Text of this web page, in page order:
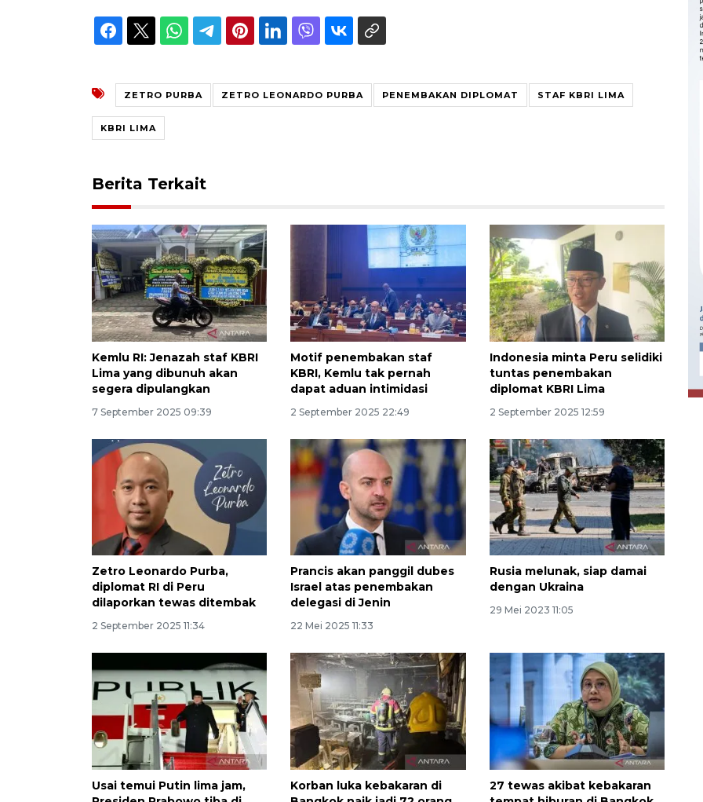
ZETRO PURBA ZETRO LEONARDO PURBA PENEMBAKAN DIPLOMAT STAF KBRI LIMA
KBRI LIMA
Berita Terkait
Kemlu RI: Jenazah staf KBRI
Lima yang dibunuh akan
segera dipulangkan
7 September 2025 09:39
Motif penembakan staf
KBRI, Kemlu tak pernah
dapat aduan intimidasi
2 September 2025 22:49
Indonesia minta Peru selidiki
tuntas penembakan
diplomat KBRI Lima
2 September 2025 12:59
Zetro Leonardo Purba,
diplomat RI di Peru
dilaporkan tewas ditembak
2 September 2025 11:34
Prancis akan panggil dubes
Israel atas penembakan
delegasi di Jenin
22 Mei 2025 11:33
Rusia melunak, siap damai
dengan Ukraina
29 Mei 2023 11:05
Usai temui Putin lima jam,
Korban luka kebakaran di
27 tewas akibat kebakaran
Ekonomi triwulan II-2026
tumbuh 5,29 persen
2026-08-06 18:45:00